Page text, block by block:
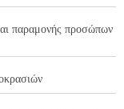
παραμονής προσώπων